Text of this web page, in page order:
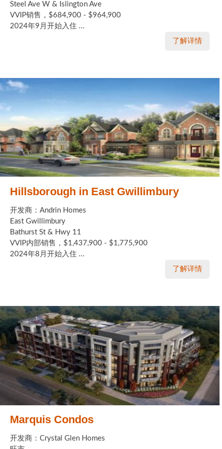
Steel Ave W & Islington Ave
VVIP销售，$684,900 - $964,900
2024年9月开始入住 ...
了解详情
Hillsborough in East Gwillimbury
开发商：Andrin Homes
East Gwillimbury
Bathurst St & Hwy 11
VVIP内部销售，$1,437,900 - $1,775,900
2024年8月开始入住 ...
了解详情
Marquis Condos
开发商：Crystal Glen Homes